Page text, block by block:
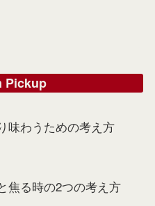
Pickup
味わうための考え方
焦る時の2つの考え方